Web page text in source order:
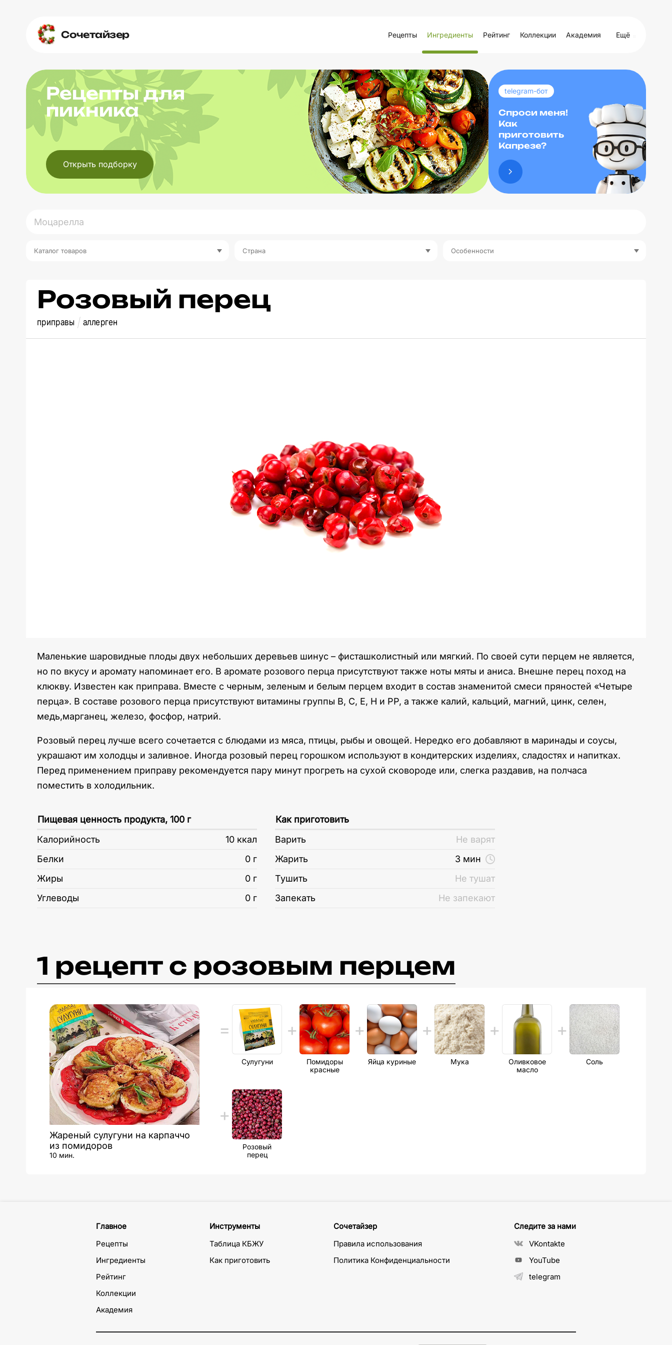
Сочетайзер Рецепты Ингредиенты Рейтинг Коллекции Академия Ещё
Рецепты для
пикника
Открыть подборку
telegram-бот
Спроси меня!
Как
приготовить
Капрезе?
Каталог товаров Страна Особенности
Розовый перец
приправы аллерген
Маленькие шаровидные плоды двух небольших деревьев шинус – фисташколистный или мягкий. По своей сути перцем не является,
но по вкусу и аромату напоминает его. В аромате розового перца присутствуют также ноты мяты и аниса. Внешне перец поход на
клюкву. Известен как приправа. Вместе с черным, зеленым и белым перцем входит в состав знаменитой смеси пряностей «Четыре
перца». В составе розового перца присутствуют витамины группы В, С, Е, Н и РР, а также калий, кальций, магний, цинк, селен,
медь,марганец, железо, фосфор, натрий.
Розовый перец лучше всего сочетается с блюдами из мяса, птицы, рыбы и овощей. Нередко его добавляют в маринады и соусы,
украшают им холодцы и заливное. Иногда розовый перец горошком используют в кондитерских изделиях, сладостях и напитках.
Перед применением приправу рекомендуется пару минут прогреть на сухой сковороде или, слегка раздавив, на полчаса
поместить в холодильник.
Пищевая ценность продукта, 100 г
Калорийность
10 ккал
Белки
0 г
Жиры
0 г
Углеводы
0 г
Как приготовить
Варить
Не варят
Жарить
3 мин
Тушить
Не тушат
Запекать
Не запекают
1 рецепт c розовым перцем
Жареный сулугуни на карпаччо
из помидоров
10 мин.
Сулугуни
Помидоры
красные
Яйца куриные Мука
Оливковое
масло
Соль
Розовый
перец
Главное
Рецепты
Ингредиенты
Рейтинг
Коллекции
Академия
Инструменты
Таблица КБЖУ
Как приготовить
Сочетайзер
Правила использования
Политика Конфиденциальности
Следите за нами
VKontakte
YouTube
telegram